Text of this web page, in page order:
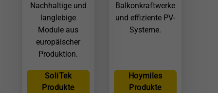
Nachhaltige und
langlebige
Module aus
europäischer
Produktion.
SoliTek
Produkte
Balkonkraftwerke
und effiziente PV-
Systeme.
Hoymiles
Produkte